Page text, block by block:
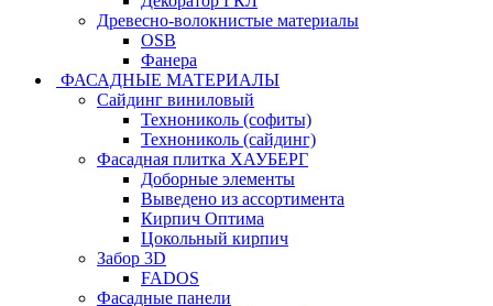
Древесно-волокнистые материалы
OSB
Фанера
ФАСАДНЫЕ МАТЕРИАЛЫ
Сайдинг виниловый
Технониколь (софиты)
Технониколь (сайдинг)
Фасадная плитка ХАУБЕРГ
Доборные элементы
Выведено из ассортимента
Кирпич Оптима
Цокольный кирпич
Забор 3D
FADOS
Фасадные панели